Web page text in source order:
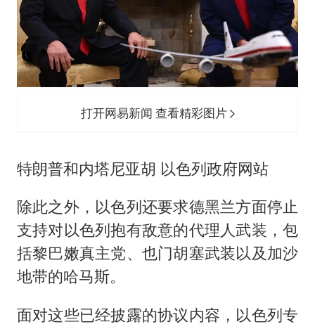
打开网易新闻 查看精彩图片
特朗普和内塔尼亚胡 以色列政府网站
除此之外，以色列还要求德黑兰方面停止
支持对以色列抱有敌意的代理人武装，包
括黎巴嫩真主党、也门胡塞武装以及加沙
地带的哈马斯。
面对这些已经披露的协议内容，以色列专